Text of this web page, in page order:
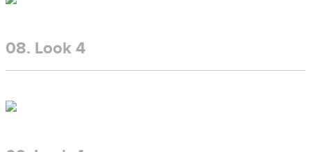
08. Look 4